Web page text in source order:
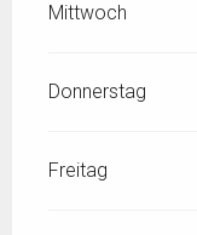
Mittwoch
Donnerstag
Freitag